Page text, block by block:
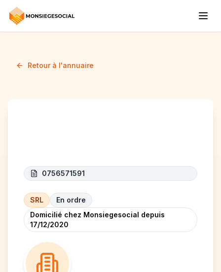
Retour à l'annuaire
0756571591
SRL
En ordre
Domicilié chez Monsiegesocial depuis
17/12/2020